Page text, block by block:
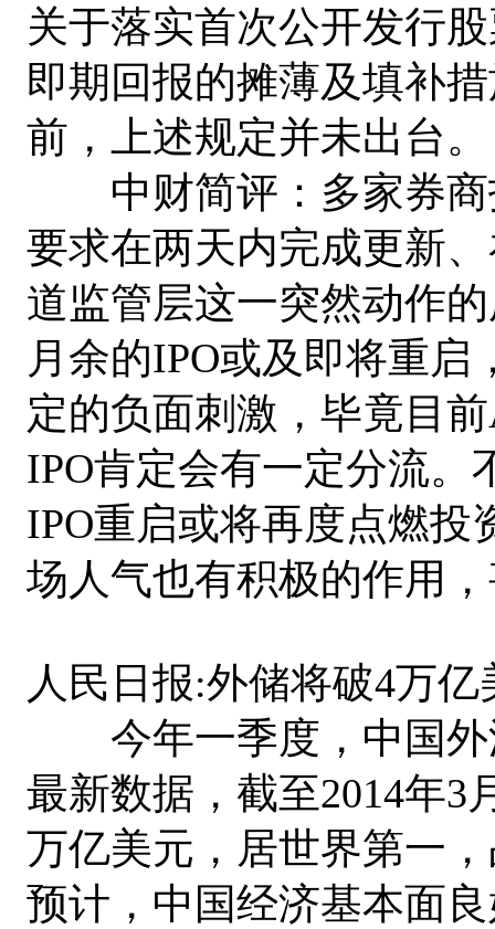
关于落实首次公开发行
即期回报的摊薄及填补
前，上述规定并未出台。
中财简评：多家券商
要求在两天内完成更新
道监管层这一突然动作
月余的IPO或及即将重
定的负面刺激，毕竟目
IPO肯定会有一定分流。
IPO重启或将再度点燃投
场人气也有积极的作用
人民日报:外储将破4万
今年一季度，中国外
最新数据，截至2014年3
万亿美元，居世界第一
预计，中国经济基本面